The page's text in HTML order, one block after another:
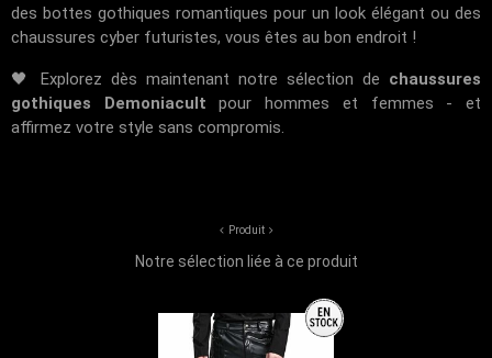
des bottes gothiques romantiques pour un look élégant ou des
chaussures cyber futuristes, vous êtes au bon endroit !
🖤 Explorez dès maintenant notre sélection de chaussures
gothiques Demoniacult pour hommes et femmes - et
affirmez votre style sans compromis.
Produit
Notre sélection liée à ce produit